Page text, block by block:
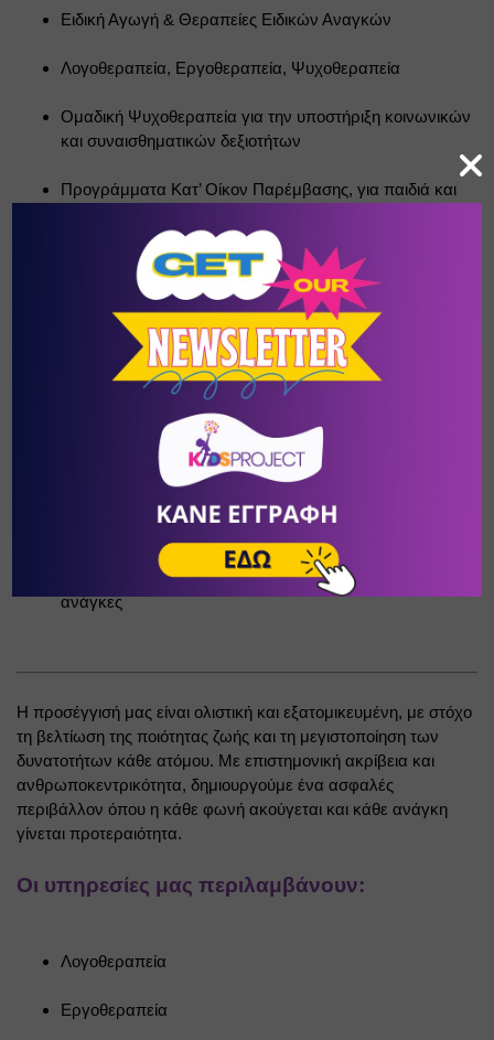
Ειδική Αγωγή & Θεραπείες Ειδικών Αναγκών
Λογοθεραπεία, Εργοθεραπεία, Ψυχοθεραπεία
Ομαδική Ψυχοθεραπεία για την υποστήριξη κοινωνικών
και συναισθηματικών δεξιοτήτων
Προγράμματα Κατ’ Οίκον Παρέμβασης, για παιδιά και
Αγωγή Κοινότητας, με δράσεις ενημέρωσης και
ευαισθητοποίησης σε σχολεία, γειτονιές και φορείς
Εκπαιδευτικά & Υποστηρικτικά Προγράμματα
Ομάδες Ψυχοεκπαίδευσης Γονέων, ειδικά σχεδιασμένες
για οικογένειες με παιδιά με ΔΑΦ, ΔΕΠ-Υ και άλλες
αναπτυξιακές δυσκολίες
Σεμινάρια και εργαστήρια για γονείς και εκπαιδευτικούς
Υποστήριξη οικογενειών σε κρίση ή με ιδιαίτερες
ανάγκες
Η προσέγγισή μας είναι ολιστική και εξατομικευμένη, με στόχο
τη βελτίωση της ποιότητας ζωής και τη μεγιστοποίηση των
δυνατοτήτων κάθε ατόμου. Με επιστημονική ακρίβεια και
ανθρωποκεντρικότητα, δημιουργούμε ένα ασφαλές
περιβάλλον όπου η κάθε φωνή ακούγεται και κάθε ανάγκη
γίνεται προτεραιότητα.
Οι υπηρεσίες μας περιλαμβάνουν:
Λογοθεραπεία
Εργοθεραπεία